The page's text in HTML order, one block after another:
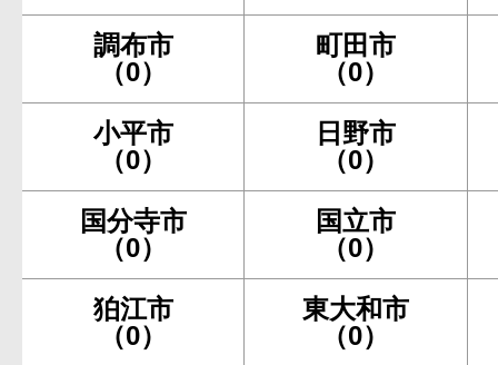
調布市
（0）
町田市
（0）
小平市
（0）
日野市
（0）
国分寺市
（0）
国立市
（0）
狛江市
（0）
東大和市
（0）